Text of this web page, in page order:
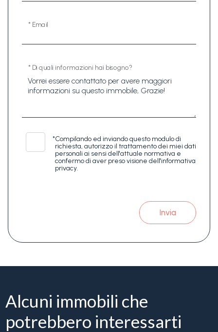
* Email
* Di quali informazioni hai bisogno?
*Compilando ed inviando questo modulo di
richiesta, autorizzo il trattamento dei miei dati
personali ai sensi dell'attuale normativa e
confermo di aver preso visione dell'informativa
privacy.
Invia
Alcuni immobili che
potrebbero interessarti